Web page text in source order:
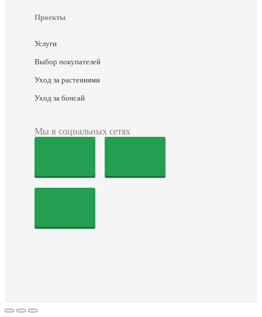
Проекты
Услуги
Выбор покупателей
Уход за растениями
Уход за бонсай
Мы в социальных сетях